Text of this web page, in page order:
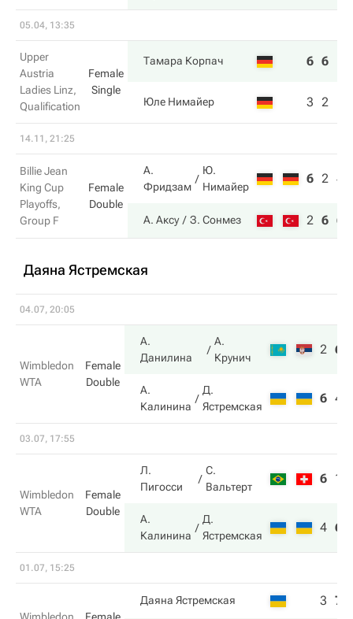
05.04, 13:35
Upper
Austria
Ladies Linz,
Qualification
Female
Single
Тамара Корпач 6 6
Юле Нимайер 3 2
14.11, 21:25
Billie Jean
King Cup
Playoffs,
Group F
Female
Double
А.
Фридзам
Ю.
Нимайер
6 2 4
А. Аксу З. Сонмез 2 6 6
Даяна Ястремская
04.07, 20:05
Wimbledon
WTA
Female
Double
А.
Данилина
А.
Крунич
2 6
А.
Калинина
Д.
Ястремская
6 4
03.07, 17:55
Wimbledon
WTA
Female
Double
Л.
Пигосси
С.
Вальтерт
6 1
А.
Калинина
Д.
Ястремская
4 6
01.07, 15:25
Даяна Ястремская 3 7